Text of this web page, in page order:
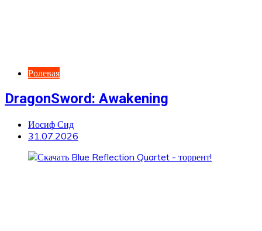
Ролевая
DragonSword: Awakening
Иосиф Сид
31.07.2026